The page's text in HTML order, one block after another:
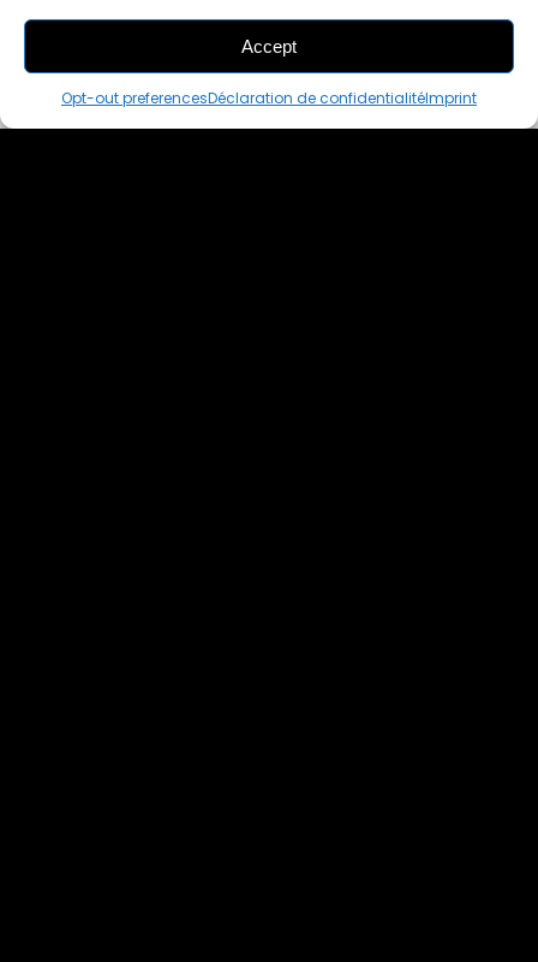
Accept
Opt-out preferencesDéclaration de confidentialitéImprint
THIS PAIR IS
ALREADY SOLD OUT